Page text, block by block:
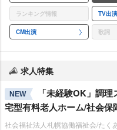
ランキング情報 TV出演
CM出演 歌詞
求人特集
NEW
「未経験OK」調
宅型有料老人ホーム/社会保
社会福祉法人札幌協働福祉会/たく